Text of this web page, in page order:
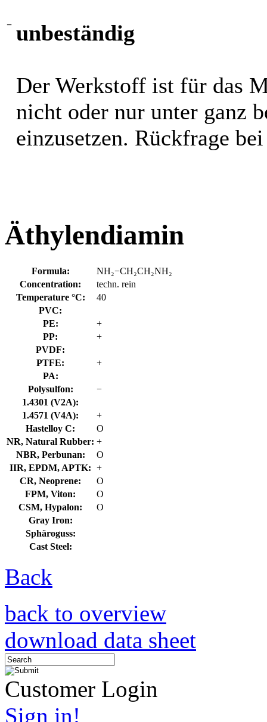
− unbeständig
Der Werkstoff ist für das
nicht oder nur unter ganz
einzusetzen. Rückfrage
Äthylendiamin
Formula:
NH₂−CH₂CH₂NH₂
Concentration:
techn. rein
Temperature °C:
40
PVC:
PE:
+
PP:
+
PVDF:
PTFE:
+
PA:
Polysulfon:
−
1.4301 (V2A):
1.4571 (V4A):
+
Hastelloy C:
O
NR, Natural Rubber: +
NBR, Perbunan:
O
IIR, EPDM, APTK: +
CR, Neoprene:
O
FPM, Viton:
O
CSM, Hypalon:
O
Gray Iron:
Sphäroguss:
Cast Steel:
Back
back to overview
download data sheet
Customer Login
Sign in!